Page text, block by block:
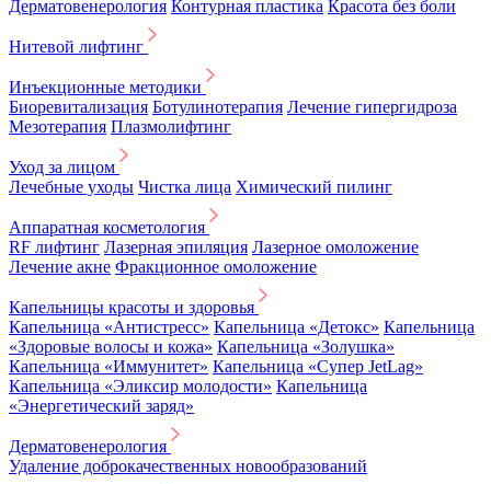
Дерматовенерология Контурная пластика Красота без боли
Нитевой лифтинг
Инъекционные методики
Биоревитализация Ботулинотерапия Лечение гипергидроза
Мезотерапия Плазмолифтинг
Уход за лицом
Лечебные уходы Чистка лица Химический пилинг
Аппаратная косметология
RF лифтинг Лазерная эпиляция Лазерное омоложение
Лечение акне Фракционное омоложение
Капельницы красоты и здоровья
Капельница «Антистресс» Капельница «Детокс» Капельница
«Здоровые волосы и кожа» Капельница «Золушка»
Капельница «Иммунитет» Капельница «Супер JetLag»
Капельница «Эликсир молодости» Капельница
«Энергетический заряд»
Дерматовенерология
Удаление доброкачественных новообразований